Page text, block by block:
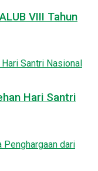
VIII Tahun
Hari Santri